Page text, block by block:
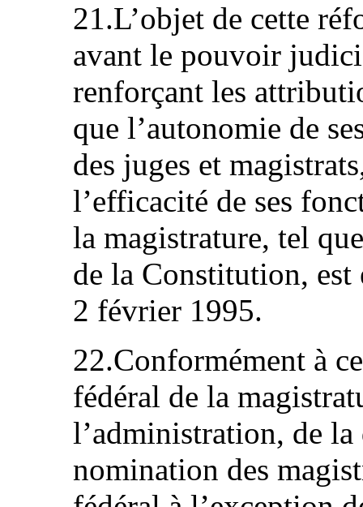
21.L’objet de cette
avant le pouvoir
renforçant les
que l’autonomie de
des juges et
l’efficacité de ses
la magistrature, tel
de la Constitution,
2 février 1995.
22.Conformément à
fédéral de la
l’administration, de
nomination des